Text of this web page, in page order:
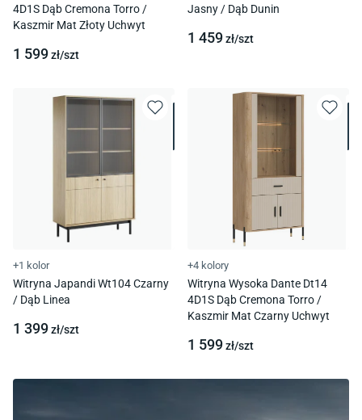
4D1S Dąb Cremona Torro /
Kaszmir Mat Złoty Uchwyt
1 599zł/szt
Jasny / Dąb Dunin
1 459zł/szt
+1 kolor
Witryna Japandi Wt104 Czarny
/ Dąb Linea
1 399zł/szt
+4 kolory
Witryna Wysoka Dante Dt14
4D1S Dąb Cremona Torro /
Kaszmir Mat Czarny Uchwyt
1 599zł/szt